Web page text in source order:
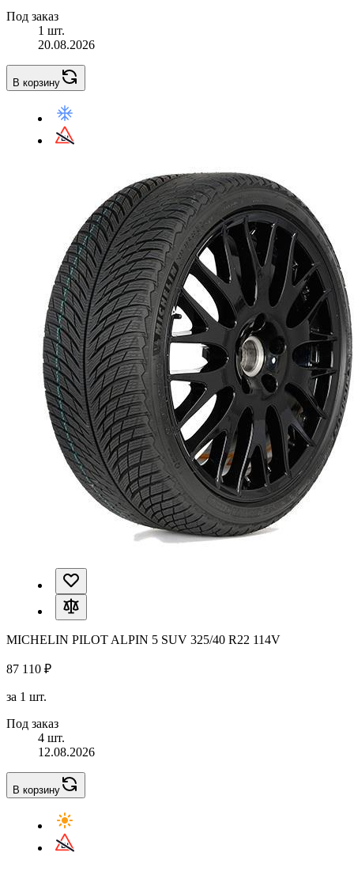
Под заказ
1 шт.
20.08.2026
В корзину
MICHELIN PILOT ALPIN 5 SUV 325/40 R22 114V
87 110 ₽
за 1 шт.
Под заказ
4 шт.
12.08.2026
В корзину